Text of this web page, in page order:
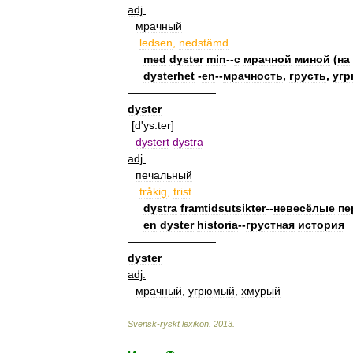
adj
мрачный
ledsen
nedstämd
med dyster min--с мрачной миной (на
dysterhet -en--мрачность, грусть,
————————
dyster
[d'ys:ter]
dystert dystra
adj
печальный
tråkig trist
dystra framtidsutsikter--невесёлые
en dyster historia--грустная история
————————
dyster
adj
мрачный угрюмый хмурый
Svensk-ryskt lexikon 2013